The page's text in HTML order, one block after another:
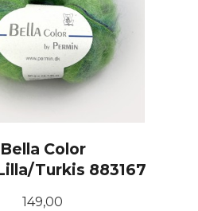
Bella Color
Turkis 883167
Pris
149,00